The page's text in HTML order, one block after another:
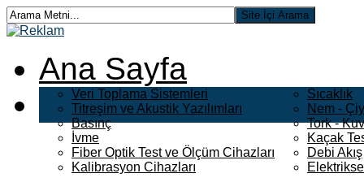
Ana Sayfa
Veri Toplama Sistemleri
Titreşim ve Akustik Yazılımları
Basınç
İvme
Fiber Optik Test ve Ölçüm Cihazları
Kalibrasyon Cihazları
Sıcaklık
Nem -
Tork -
Kaçak
Debi Akış